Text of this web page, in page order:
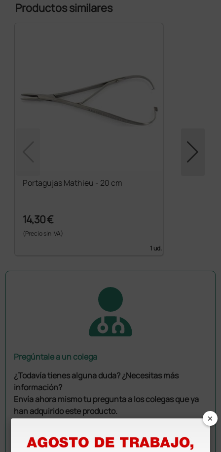
Productos similares
Portagujas Mathieu - 20 cm
14,30 €
(Precio sin IVA)
1 ud.
Pregúntale a un colega
¿Todavía tienes alguna duda? ¿Necesitas más
información?
Envía ahora mismo tu pregunta a los colegas que ya
han adquirido este producto.
×